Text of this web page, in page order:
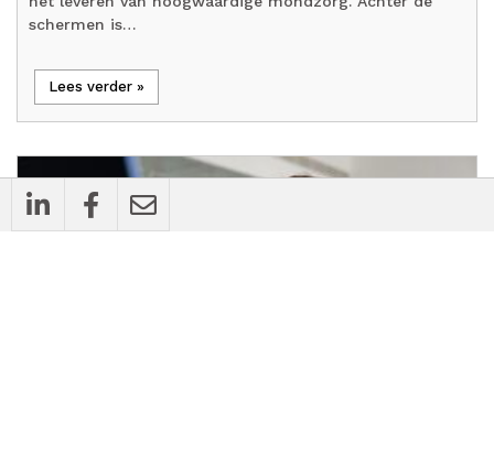
schermen is…
Lees verder »